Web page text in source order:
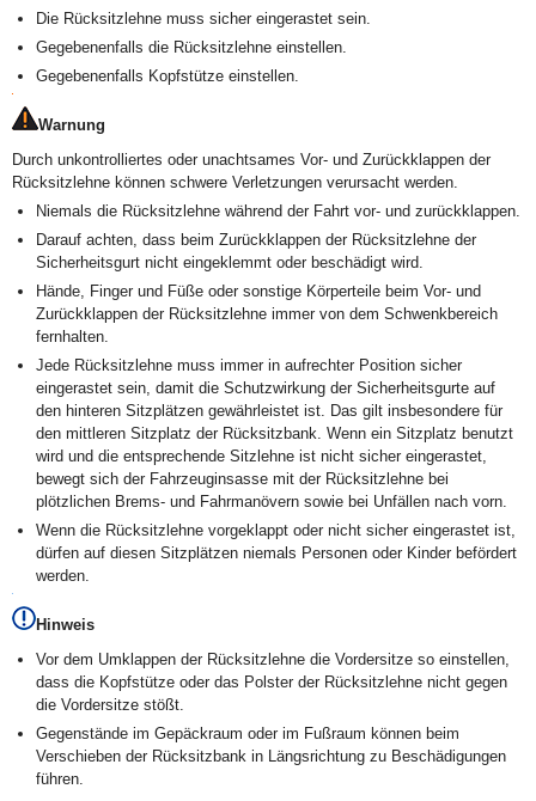
Die Rücksitzlehne muss sicher eingerastet sein.
Gegebenenfalls die Rücksitzlehne einstellen.
Gegebenenfalls Kopfstütze einstellen.
Warnung
Durch unkontrolliertes oder unachtsames Vor- und Zurückklappen der
Rücksitzlehne können schwere Verletzungen verursacht werden.
Niemals die Rücksitzlehne während der Fahrt vor- und zurückklappen.
Darauf achten, dass beim Zurückklappen der Rücksitzlehne der
Sicherheitsgurt nicht eingeklemmt oder beschädigt wird.
Hände, Finger und Füße oder sonstige Körperteile beim Vor- und
Zurückklappen der Rücksitzlehne immer von dem Schwenkbereich
fernhalten.
Jede Rücksitzlehne muss immer in aufrechter Position sicher
eingerastet sein, damit die Schutzwirkung der Sicherheitsgurte auf
den hinteren Sitzplätzen gewährleistet ist. Das gilt insbesondere für
den mittleren Sitzplatz der Rücksitzbank. Wenn ein Sitzplatz benutzt
wird und die entsprechende Sitzlehne ist nicht sicher eingerastet,
bewegt sich der Fahrzeuginsasse mit der Rücksitzlehne bei
plötzlichen Brems- und Fahrmanövern sowie bei Unfällen nach vorn.
Wenn die Rücksitzlehne vorgeklappt oder nicht sicher eingerastet ist,
dürfen auf diesen Sitzplätzen niemals Personen oder Kinder befördert
werden.
Hinweis
Vor dem Umklappen der Rücksitzlehne die Vordersitze so einstellen,
dass die Kopfstütze oder das Polster der Rücksitzlehne nicht gegen
die Vordersitze stößt.
Gegenstände im Gepäckraum oder im Fußraum können beim
Verschieben der Rücksitzbank in Längsrichtung zu Beschädigungen
führen.